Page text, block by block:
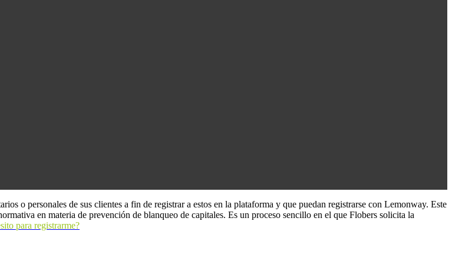
o personales de sus clientes a fin de registrar a estos en la plataforma y que puedan registrarse con Lemonway. Este
en materia de prevención de blanqueo de capitales. Es un proceso sencillo en el que Flobers solicita la
para registrarme?